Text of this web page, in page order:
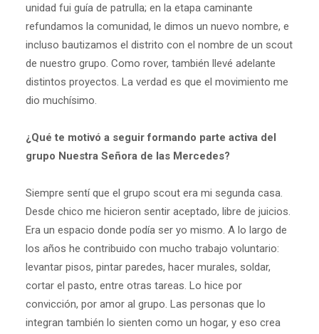
unidad fui guía de patrulla; en la etapa caminante
refundamos la comunidad, le dimos un nuevo nombre, e
incluso bautizamos el distrito con el nombre de un scout
de nuestro grupo. Como rover, también llevé adelante
distintos proyectos. La verdad es que el movimiento me
dio muchísimo.
¿Qué te motivó a seguir formando parte activa del
grupo Nuestra Señora de las Mercedes?
Siempre sentí que el grupo scout era mi segunda casa.
Desde chico me hicieron sentir aceptado, libre de juicios.
Era un espacio donde podía ser yo mismo. A lo largo de
los años he contribuido con mucho trabajo voluntario:
levantar pisos, pintar paredes, hacer murales, soldar,
cortar el pasto, entre otras tareas. Lo hice por
convicción, por amor al grupo. Las personas que lo
integran también lo sienten como un hogar, y eso crea